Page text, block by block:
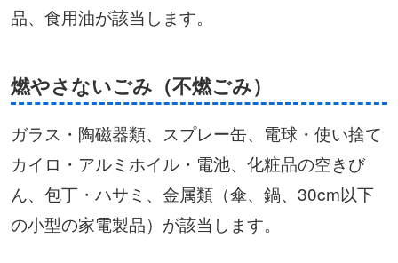
品、食用油が該当します。
燃やさないごみ（不燃ごみ）
ガラス・陶磁器類、スプレー缶、電球・使い捨て
カイロ・アルミホイル・電池、化粧品の空きび
ん、包丁・ハサミ、金属類（傘、鍋、30cm以下
の小型の家電製品）が該当します。